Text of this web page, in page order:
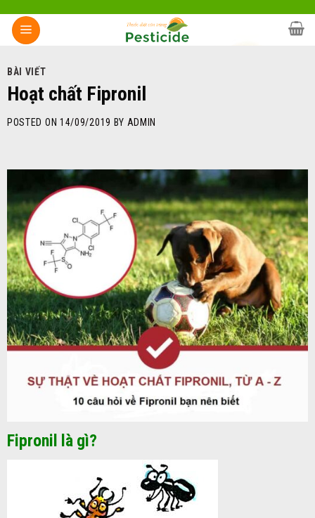
Skip
BÀI VIẾT
Hoạt chất Fipronil
POSTED ON 14/09/2019 BY ADMIN
Fipronil là gì?